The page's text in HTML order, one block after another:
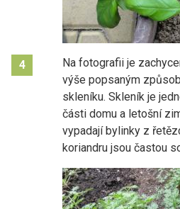
4 Na fotografii je
výše popsaným
skleníku. Skleník je
části domu a letošní
vypadají bylinky z
koriandru jsou častou